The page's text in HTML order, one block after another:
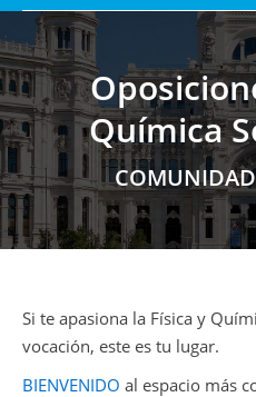
QuímicaEstás
Si te apasiona la Física y
vocación, este es tu lugar.
BIENVENIDO al espacio más